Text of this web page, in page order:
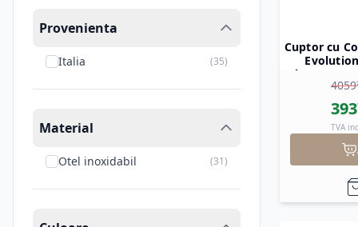
Provenienta
Italia (35)
Material
Otel inoxidabil (31)
Cuptor cu
4059
TVA